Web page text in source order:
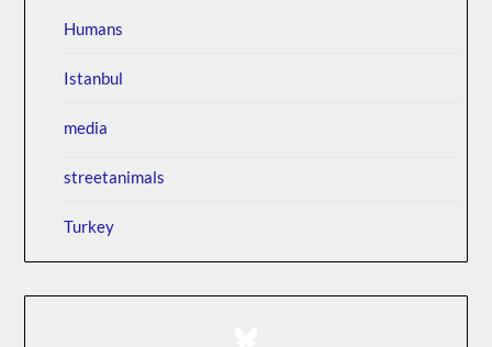
Humans
Istanbul
media
streetanimals
Turkey